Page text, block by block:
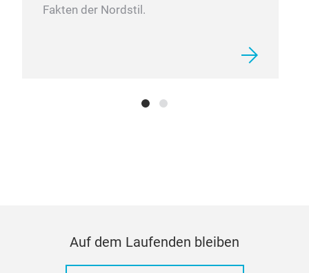
Fakten der Nordstil.
Auf dem Laufenden bleiben